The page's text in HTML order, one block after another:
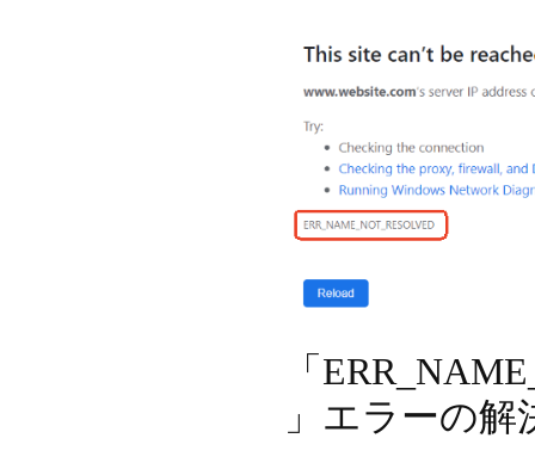
「
」エラーの解